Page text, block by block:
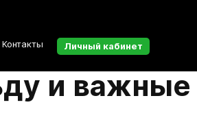
Контакты Личный кабинет
и